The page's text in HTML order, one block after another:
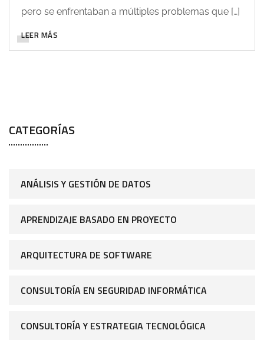
pero se enfrentaban a múltiples problemas que […]
LEER MÁS
CATEGORÍAS
ANÁLISIS Y GESTIÓN DE DATOS
APRENDIZAJE BASADO EN PROYECTO
ARQUITECTURA DE SOFTWARE
CONSULTORÍA EN SEGURIDAD INFORMÁTICA
CONSULTORÍA Y ESTRATEGIA TECNOLÓGICA